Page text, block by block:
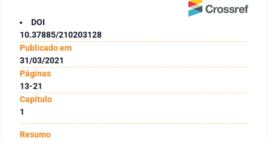
DOI
10.37885/210203128
Publicado em
31/03/2021
Páginas
13-21
Capítulo
1
Resumo